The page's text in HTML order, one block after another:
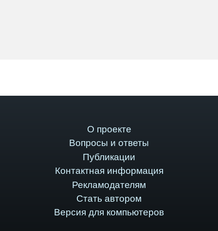
О проекте
Вопросы и ответы
Публикации
Контактная информация
Рекламодателям
Стать автором
Версия для компьютеров